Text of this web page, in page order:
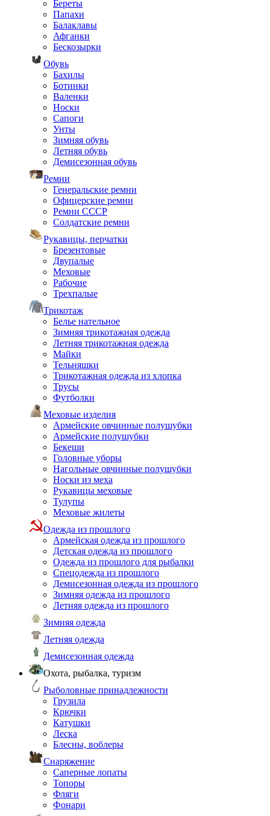
Береты
Папахи
Балаклавы
Афганки
Бескозырки
Обувь
Бахилы
Ботинки
Валенки
Носки
Сапоги
Унты
Зимняя обувь
Летняя обувь
Демисезонная обувь
Ремни
Генеральские ремни
Офицерские ремни
Ремни СССР
Солдатские ремни
Рукавицы, перчатки
Брезентовые
Двупалые
Меховые
Рабочие
Трехпалые
Трикотаж
Белье нательное
Зимняя трикотажная одежда
Летняя трикотажная одежда
Майки
Тельняшки
Трикотажная одежда из хлопка
Трусы
Футболки
Меховые изделия
Армейские овчинные полушубки
Армейские полушубки
Бекеши
Головные уборы
Нагольные овчинные полушубки
Носки из меха
Рукавицы меховые
Тулупы
Меховые жилеты
Одежда из прошлого
Армейская одежда из прошлого
Детская одежда из прошлого
Одежда из прошлого для рыбалки
Спецодежда из прошлого
Демисезонная одежда из прошлого
Зимняя одежда из прошлого
Летняя одежда из прошлого
Зимняя одежда
Летняя одежда
Демисезонная одежда
Охота, рыбалка, туризм
Рыболовные принадлежности
Грузила
Крючки
Катушки
Леска
Блесны, воблеры
Снаряжение
Саперные лопаты
Топоры
Фляги
Фонари